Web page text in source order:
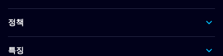
정책
특징